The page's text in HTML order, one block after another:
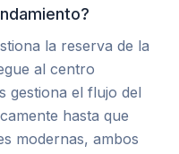
la reserva de la
al centro
gestiona el flujo del
hasta que
modernas, ambos